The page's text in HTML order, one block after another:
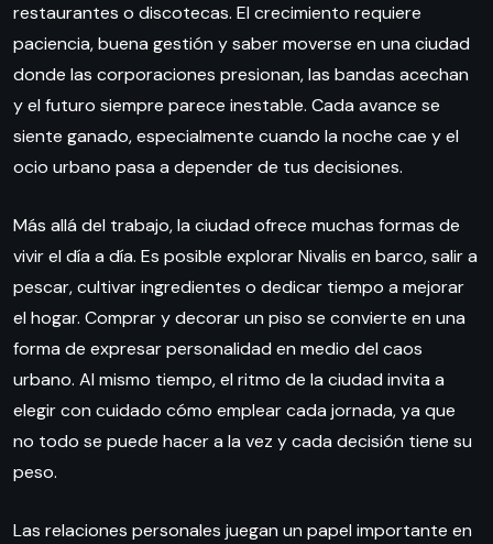
restaurantes o discotecas. El crecimiento requiere
paciencia, buena gestión y saber moverse en una ciudad
donde las corporaciones presionan, las bandas acechan
y el futuro siempre parece inestable. Cada avance se
siente ganado, especialmente cuando la noche cae y el
ocio urbano pasa a depender de tus decisiones.
Más allá del trabajo, la ciudad ofrece muchas formas de
vivir el día a día. Es posible explorar Nivalis en barco, salir a
pescar, cultivar ingredientes o dedicar tiempo a mejorar
el hogar. Comprar y decorar un piso se convierte en una
forma de expresar personalidad en medio del caos
urbano. Al mismo tiempo, el ritmo de la ciudad invita a
elegir con cuidado cómo emplear cada jornada, ya que
no todo se puede hacer a la vez y cada decisión tiene su
peso.
Las relaciones personales juegan un papel importante en